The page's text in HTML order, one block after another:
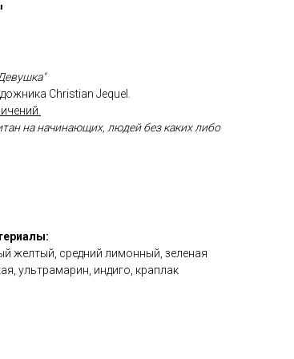
Christian Jequel.
на начинающих, людей без каких либо
желтый, средний лимонный, зеленая
ультрамарин, индиго, краплак